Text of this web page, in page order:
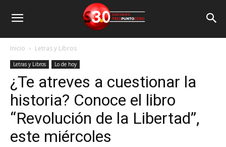
Inicio Letras y Libros
Letras y Libros Lo de hoy
¿Te atreves a cuestionar la
historia? Conoce el libro
“Revolución de la Libertad”,
este miércoles